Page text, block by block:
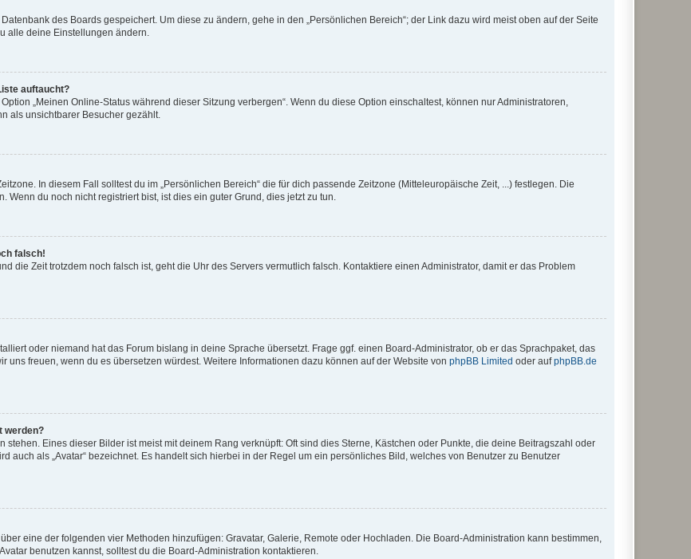
des Boards gespeichert. Um diese zu ändern, gehe in den „Persönlichen Bereich“; der Link dazu wird meist oben auf der Seite
alle deine Einstellungen ändern.
auftaucht?
„Meinen Online-Status während dieser Sitzung verbergen“. Wenn du diese Option einschaltest, können nur Administratoren,
als unsichtbarer Besucher gezählt.
In diesem Fall solltest du im „Persönlichen Bereich“ die für dich passende Zeitzone (Mitteleuropäische Zeit, ...) festlegen. Die
du noch nicht registriert bist, ist dies ein guter Grund, dies jetzt zu tun.
falsch!
die Zeit trotzdem noch falsch ist, geht die Uhr des Servers vermutlich falsch. Kontaktiere einen Administrator, damit er das Problem
oder niemand hat das Forum bislang in deine Sprache übersetzt. Frage ggf. einen Board-Administrator, ob er das Sprachpaket, das
freuen, wenn du es übersetzen würdest. Weitere Informationen dazu können auf der Website von phpBB Limited oder aufphpBB.de
werden?
Eines dieser Bilder ist meist mit deinem Rang verknüpft: Oft sind dies Sterne, Kästchen oder Punkte, die deine Beitragszahl oder
auch als „Avatar“ bezeichnet. Es handelt sich hierbei in der Regel um ein persönliches Bild, welches von Benutzer zu Benutzer
eine der folgenden vier Methoden hinzufügen: Gravatar, Galerie, Remote oder Hochladen. Die Board-Administration kann bestimmen,
benutzen kannst, solltest du die Board-Administration kontaktieren.